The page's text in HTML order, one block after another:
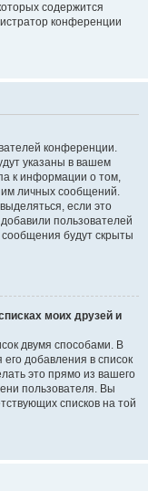
содержится
конференции
конференции.
указаны в вашем
к информации о том,
им личных сообщений.
если это
пользователей
будут скрыты
моих друзей и
двумя способами. В
добавления в список
это прямо из вашего
пользователя. Вы
списков на той